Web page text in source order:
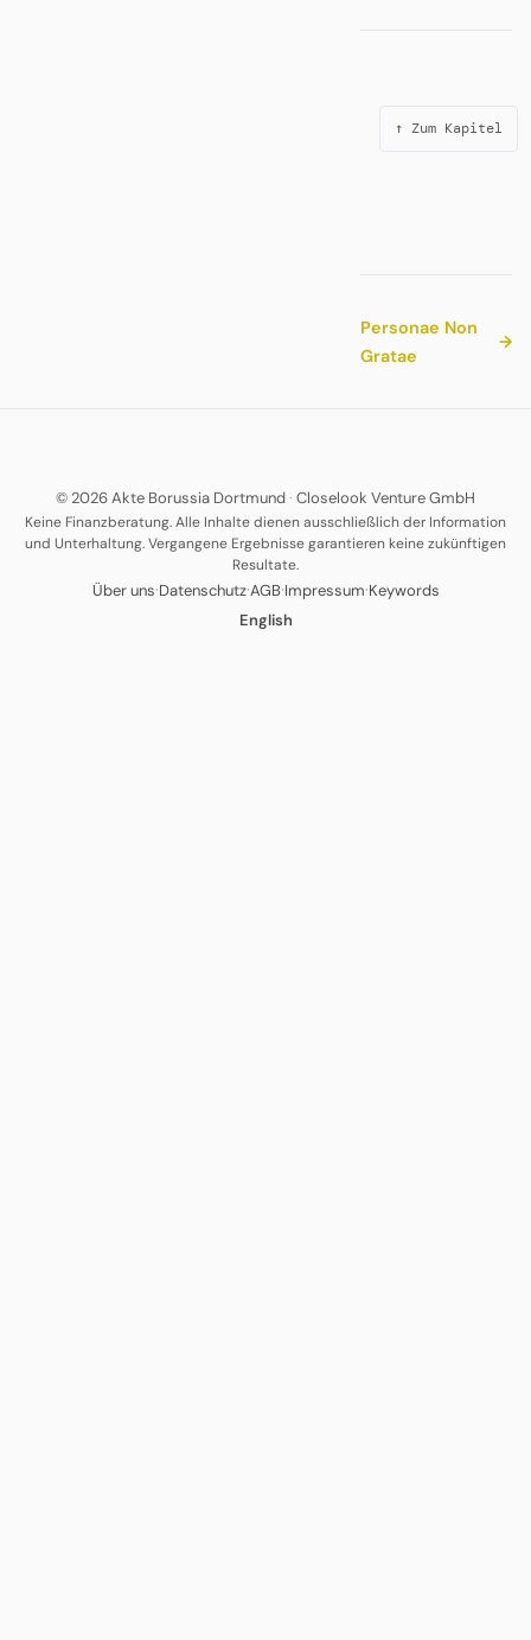
↑ Zum Kapitel
Personae Non
Gratae
→
© 2026 Akte Borussia Dortmund· Closelook Venture GmbH
Keine Finanzberatung. Alle Inhalte dienen ausschließlich der Information
und Unterhaltung. Vergangene Ergebnisse garantieren keine zukünftigen
Resultate.
Über uns·Datenschutz·AGB·Impressum·Keywords
English